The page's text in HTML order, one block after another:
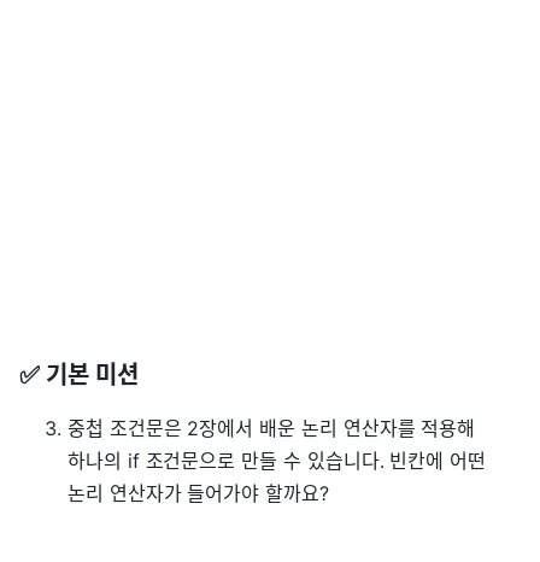
✅ 기본 미션
중첩 조건문은 2장에서 배운 논리 연산자를 적용해
하나의 if 조건문으로 만들 수 있습니다. 빈칸에 어떤
논리 연산자가 들어가야 할까요?